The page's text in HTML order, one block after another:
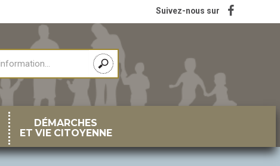
DÉMARCHES
ET VIE CITOYENNE
Suivez-nous sur